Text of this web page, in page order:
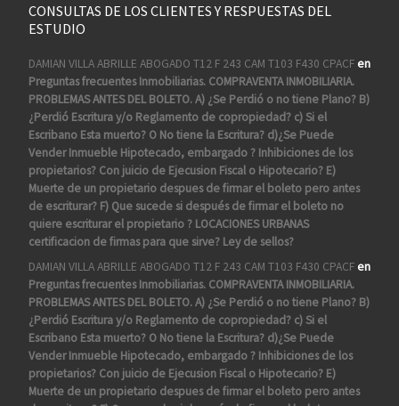
CONSULTAS DE LOS CLIENTES Y RESPUESTAS DEL
ESTUDIO
DAMIAN VILLA ABRILLE ABOGADO T12 F 243 CAM T103 F430 CPACFen
Preguntas frecuentes Inmobiliarias. COMPRAVENTA INMOBILIARIA.
PROBLEMAS ANTES DEL BOLETO. A) ¿Se Perdió o no tiene Plano? B)
¿Perdió Escritura y/o Reglamento de copropiedad? c) Si el
Escribano Esta muerto? O No tiene la Escritura? d)¿Se Puede
Vender Inmueble Hipotecado, embargado ? Inhibiciones de los
propietarios? Con juicio de Ejecusion Fiscal o Hipotecario? E)
Muerte de un propietario despues de firmar el boleto pero antes
de escriturar? F) Que sucede si después de firmar el boleto no
quiere escriturar el propietario ? LOCACIONES URBANAS
certificacion de firmas para que sirve? Ley de sellos?
DAMIAN VILLA ABRILLE ABOGADO T12 F 243 CAM T103 F430 CPACFen
Preguntas frecuentes Inmobiliarias. COMPRAVENTA INMOBILIARIA.
PROBLEMAS ANTES DEL BOLETO. A) ¿Se Perdió o no tiene Plano? B)
¿Perdió Escritura y/o Reglamento de copropiedad? c) Si el
Escribano Esta muerto? O No tiene la Escritura? d)¿Se Puede
Vender Inmueble Hipotecado, embargado ? Inhibiciones de los
propietarios? Con juicio de Ejecusion Fiscal o Hipotecario? E)
Muerte de un propietario despues de firmar el boleto pero antes